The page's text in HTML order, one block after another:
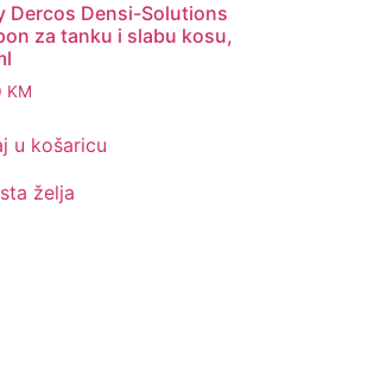
Dercos Densi-Solutions
za tanku i slabu kosu,
KM
u košaricu
želja